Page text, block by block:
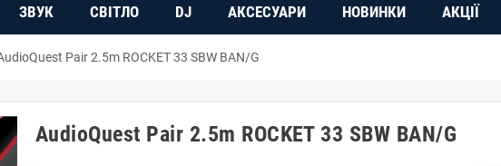
ЗВУК СВІТЛО DJ АКСЕСУАРИ НОВИНКИ АКЦІЇ
Pair 2.5m ROCKET 33 SBW BAN/G
AudioQuest Pair 2.5m ROCKET 33 SBW BAN/G